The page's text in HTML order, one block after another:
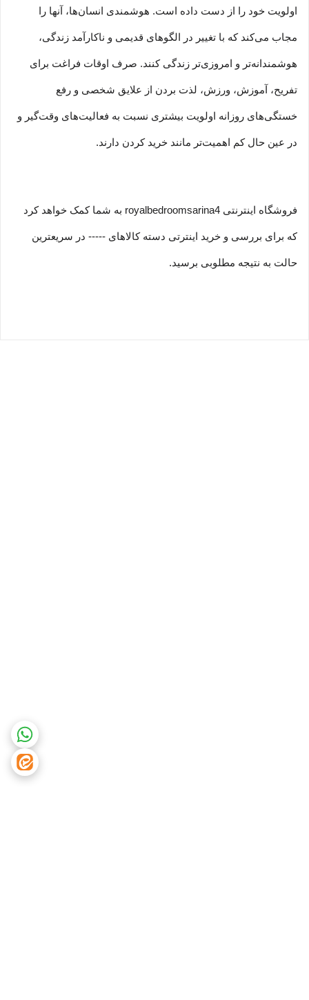
اولویت خود را از دست داده است. هوشمندی انسان‌ها، آنها را
مجاب می‏‌کند که با تغییر در الگوهای قدیمی و نا‏کارآمد زندگی،
هوشمندانه‏‌تر و امروزی‏‌تر زندگی کنند. صرف اوقات فراغت برای
تفریح، آموزش، ورزش، لذت بردن از علایق شخصی و رفع
خستگی‏‏‌های روزانه اولویت بیشتری نسبت به فعالیت‌‏‏‏های وقت‌گیر و
در عین حال کم اهمیت‏‏‏‌تر مانند خرید کردن دارند.
فروشگاه اینترنتی royalbedroomsarina4 به شما کمک خواهد کرد
که برای بررسی و خرید اینترتی دسته کالاهای ----- در سریعترین
حالت به نتیجه مطلوبی برسید.